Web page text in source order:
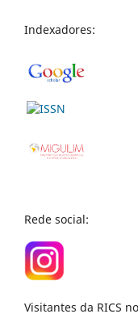
Indexadores:
Rede social:
Visitantes da RICS